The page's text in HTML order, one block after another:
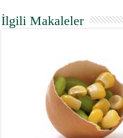
İlgili Makaleler